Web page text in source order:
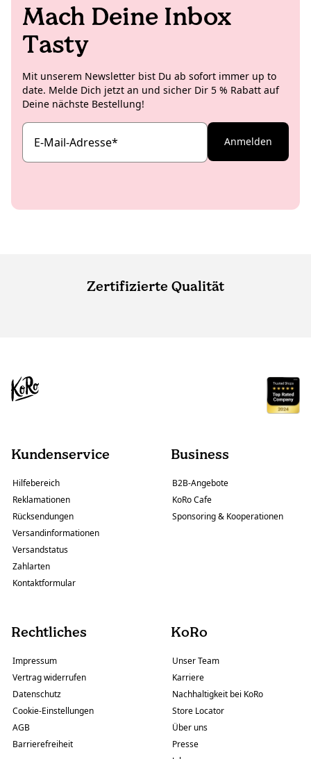
Mach Deine Inbox
Tasty
Mit unserem Newsletter bist Du ab sofort immer up to
date. Melde Dich jetzt an und sicher Dir 5 % Rabatt auf
Deine nächste Bestellung!
E-Mail-Adresse* Anmelden
Zertifizierte Qualität
Kundenservice
Hilfebereich
Reklamationen
Rücksendungen
Versandinformationen
Versandstatus
Zahlarten
Kontaktformular
Business
B2B-Angebote
KoRo Cafe
Sponsoring & Kooperationen
Rechtliches
Impressum
Vertrag widerrufen
Datenschutz
Cookie-Einstellungen
AGB
Barrierefreiheit
KoRo
Unser Team
Karriere
Nachhaltigkeit bei KoRo
Store Locator
Über uns
Presse